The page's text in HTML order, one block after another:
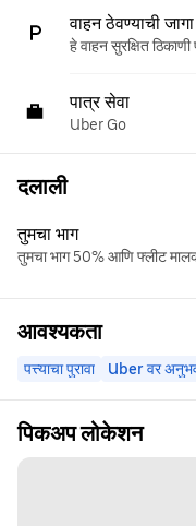
वाहन ठेवण्याची जागा
हे वाहन सुरक्षित
पात्र सेवा
Uber Go
दलाली
तुमचा भाग
तुमचा भाग 50% आणि फ्लीट
आवश्यकता
पत्त्याचा पुरावा Uber वर
पिकअप लोकेशन